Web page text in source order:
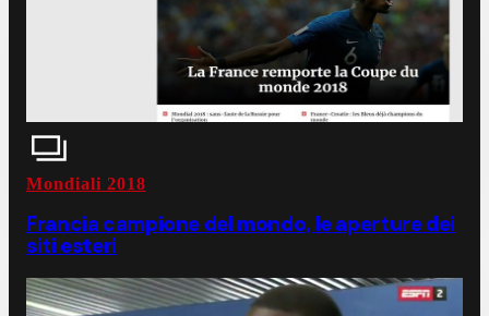
Mondiali 2018
Francia campione del mondo, le aperture dei
siti esteri